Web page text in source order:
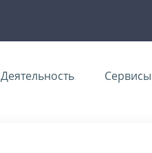
Деятельность Сервисы